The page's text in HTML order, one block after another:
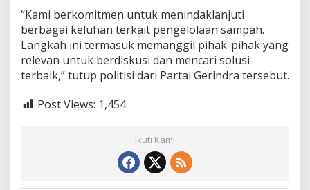
“Kami berkomitmen untuk menindaklanjuti
berbagai keluhan terkait pengelolaan sampah.
Langkah ini termasuk memanggil pihak-pihak yang
relevan untuk berdiskusi dan mencari solusi
terbaik,” tutup politisi dari Partai Gerindra tersebut.
Post Views: 1,454
Ikuti Kami